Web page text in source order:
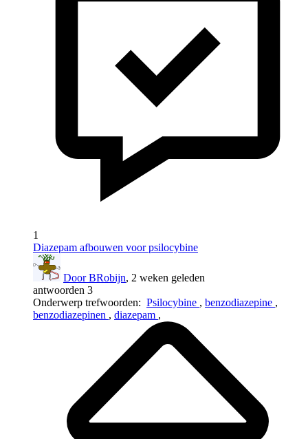
1
Diazepam afbouwen voor psilocybine
Door BRobijn, 2 weken geleden
antwoorden 3
Onderwerp trefwoorden: Psilocybine , benzodiazepine ,
benzodiazepinen , diazepam ,